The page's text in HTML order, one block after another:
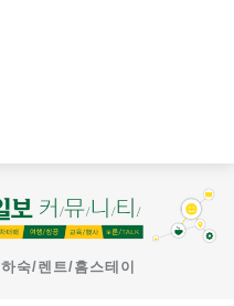
하숙/렌트/홈스테이